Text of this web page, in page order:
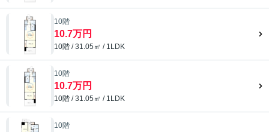
10階
10.7万円
10階 / 31.05㎡ / 1LDK
10階
10.7万円
10階 / 31.05㎡ / 1LDK
10階